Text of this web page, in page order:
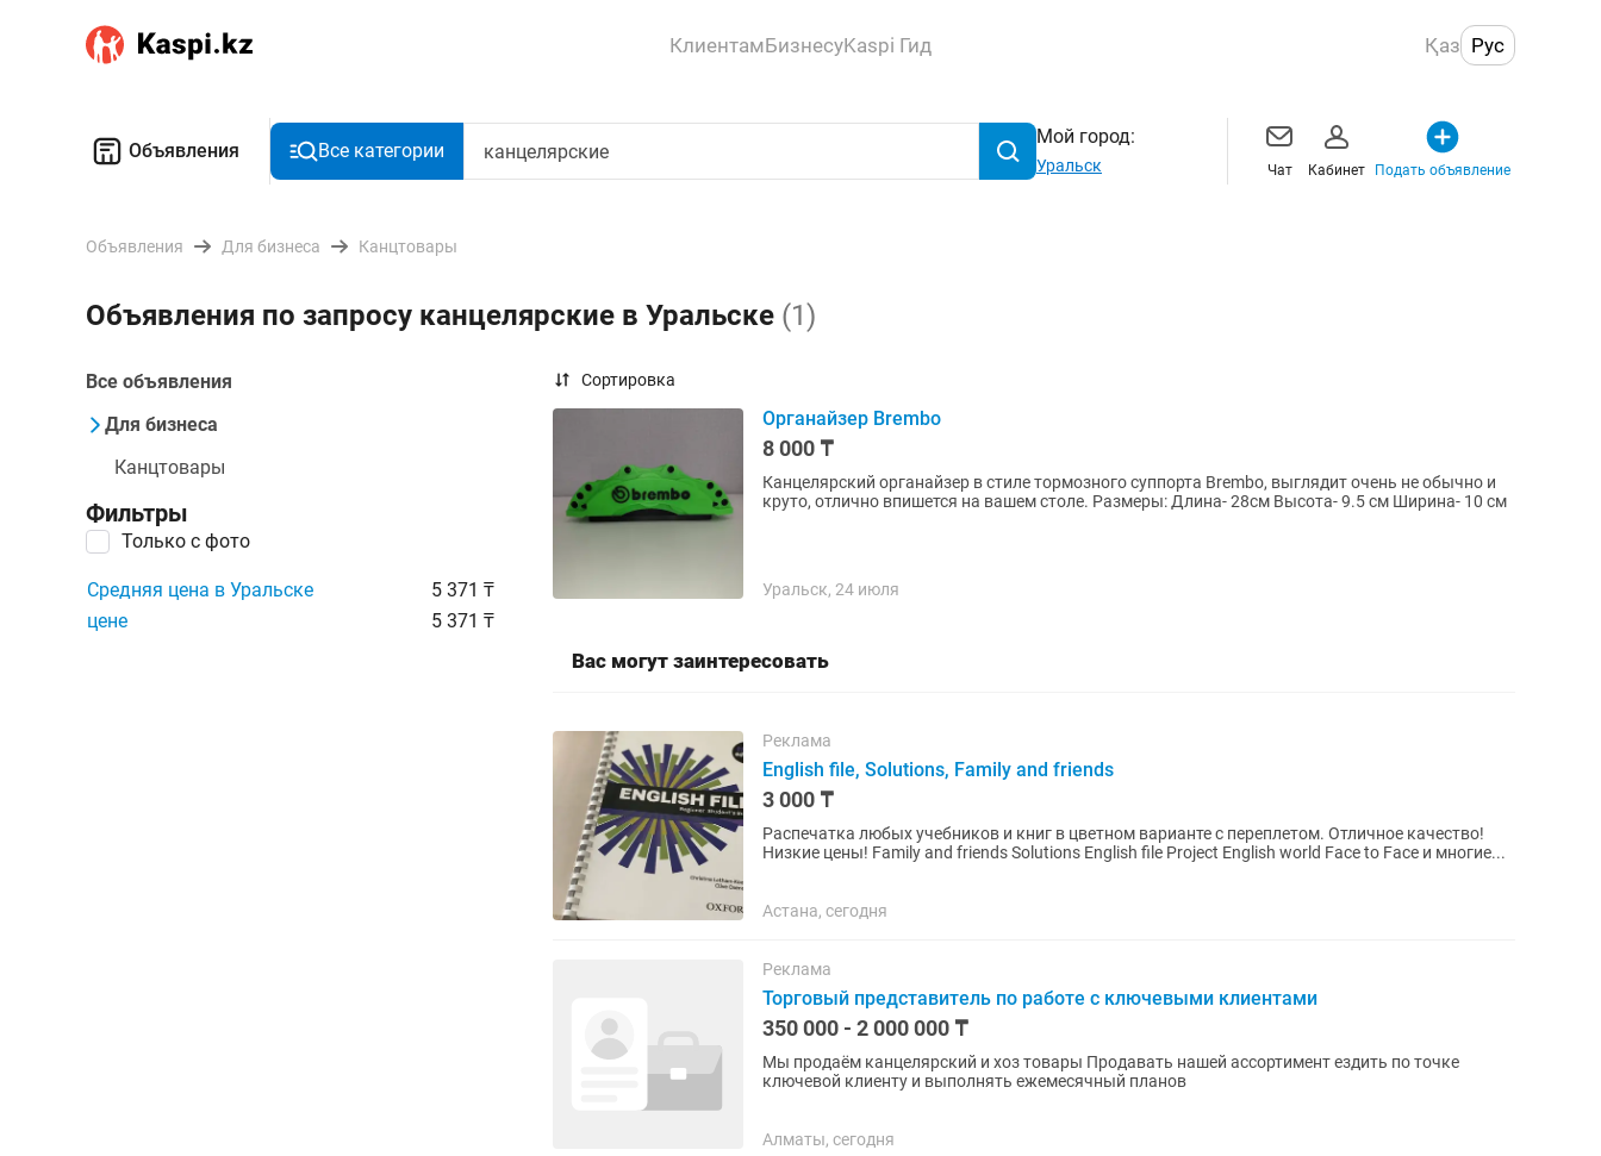
КлиентамБизнесуKaspi Гид Қаз Рус
Объявления Все категории
Мой город:
Уральск Чат Кабинет Подать объявление
Объявления Для бизнеса Канцтовары
Объявления по запросу канцелярские в Уральске (1)
Все объявления
Для бизнеса
Канцтовары
Фильтры
Только с фото
Средняя цена в Уральске
5 371 ₸
цене
5 371 ₸
Сортировка
Органайзер Brembo
8 000 ₸
Канцелярский органайзер в стиле тормозного суппорта Brembo, выглядит очень не обычно и
круто, отлично впишется на вашем столе. Размеры: Длина- 28см Высота- 9.5 см Ширина- 10 см
Уральск, 24 июля
Вас могут заинтересовать
Реклама
English file, Solutions, Family and friends
3 000 ₸
Распечатка любых учебников и книг в цветном варианте с переплетом. Отличное качество!
Низкие цены! Family and friends Solutions English file Project English world Face to Face и многие...
Астана, сегодня
Реклама
Торговый представитель по работе с ключевыми клиентами
350 000 - 2 000 000 ₸
Мы продаём канцелярский и хоз товары Продавать нашей ассортимент ездить по точке
ключевой клиенту и выполнять ежемесячный планов
Алматы, сегодня